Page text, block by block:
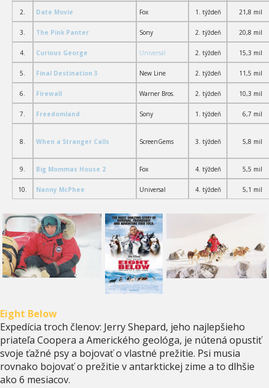
2. Date Movie Fox 1. týždeň 21,8 mil
3. The Pink Panter Sony 2. týždeň 20,8 mil
4. Curious George Universal 2. týždeň 15,3 mil
5. Final Destination 3 New Line 2. týždeň 11,5 mil
6. Firewall Warner Bros. 2. týždeň 10,3 mil
7. Freedomland Sony 1. týždeň 6,7 mil
8. When a Stranger Calls ScreenGems 3. týždeň 5,8 mil
9. Big Mommas House 2 Fox 4. týždeň 5,5 mil
10. Nanny McPhee Universal 4. týždeň 5,1 mil
Eight Below
Expedícia troch členov: Jerry Shepard, jeho najlepšieho
priateľa Coopera a Amerického geológa, je nútená opustiť
svoje ťažné psy a bojovať o vlastné prežitie. Psi musia
rovnako bojovať o prežitie v antarktickej zime a to dlhšie
ako 6 mesiacov.